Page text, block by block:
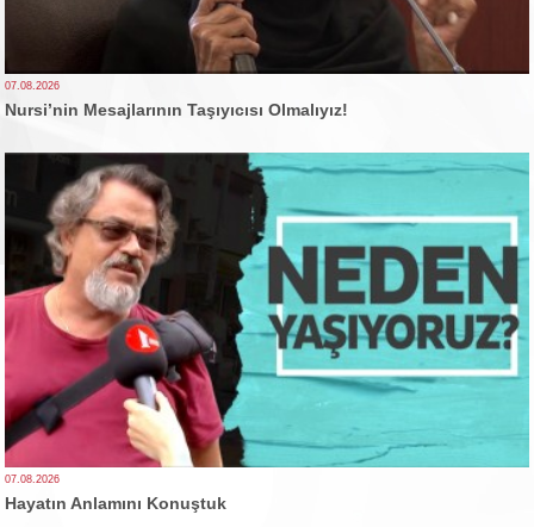
07.08.2026
Nursi’nin Mesajlarının Taşıyıcısı Olmalıyız!
07.08.2026
Hayatın Anlamını Konuştuk